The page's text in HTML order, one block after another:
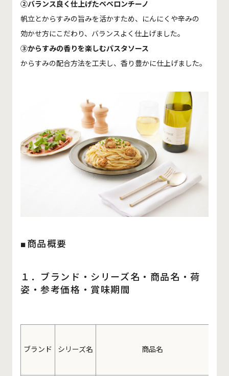
②バランス良く仕上げたペペロンチーノ
帆立とからすみの旨みを活かすため、にんにくや辛みの
効かせ方にこだわり、バランスよく仕上げました。
③からすみの香りを楽しむパスタソース
からすみの配合方法を工夫し、香り豊かに仕上げました。
■商品概要
１．ブランド・シリーズ名・商品名・荷
姿・参考価格・賞味期間
ブランド シリーズ名 商品名